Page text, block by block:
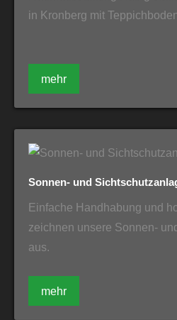
in Kronberg mit
mehr
Sonnen- und
Einfache Handhabung und
zeichnen unsere Sonnen-
aus.
mehr